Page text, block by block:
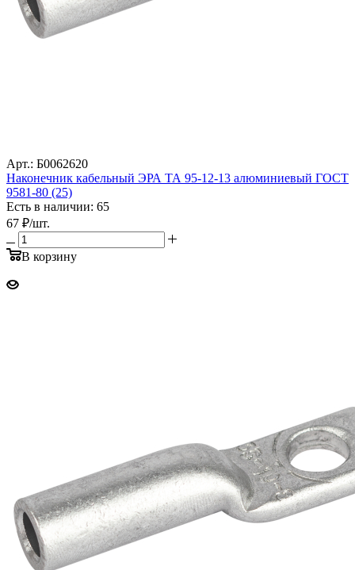
Арт.: Б0062620
Наконечник кабельный ЭРА ТА 95-12-13 алюминиевый ГОСТ
9581-80 (25)
Есть в наличии: 65
67 ₽/шт.
В корзину